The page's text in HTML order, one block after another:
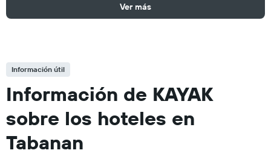
Ver más
Información útil
Información de KAYAK
sobre los hoteles en
Tabanan